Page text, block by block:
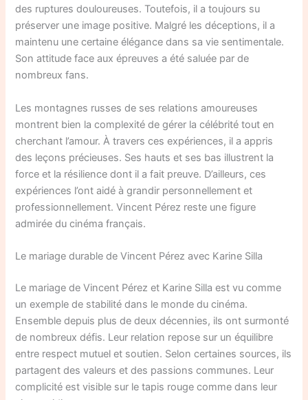
des ruptures douloureuses. Toutefois, il a toujours su
préserver une image positive. Malgré les déceptions, il a
maintenu une certaine élégance dans sa vie sentimentale.
Son attitude face aux épreuves a été saluée par de
nombreux fans.
Les montagnes russes de ses relations amoureuses
montrent bien la complexité de gérer la célébrité tout en
cherchant l’amour. À travers ces expériences, il a appris
des leçons précieuses. Ses hauts et ses bas illustrent la
force et la résilience dont il a fait preuve. D’ailleurs, ces
expériences l’ont aidé à grandir personnellement et
professionnellement. Vincent Pérez reste une figure
admirée du cinéma français.
Le mariage durable de Vincent Pérez avec Karine Silla
Le mariage de Vincent Pérez et Karine Silla est vu comme
un exemple de stabilité dans le monde du cinéma.
Ensemble depuis plus de deux décennies, ils ont surmonté
de nombreux défis. Leur relation repose sur un équilibre
entre respect mutuel et soutien. Selon certaines sources, ils
partagent des valeurs et des passions communes. Leur
complicité est visible sur le tapis rouge comme dans leur